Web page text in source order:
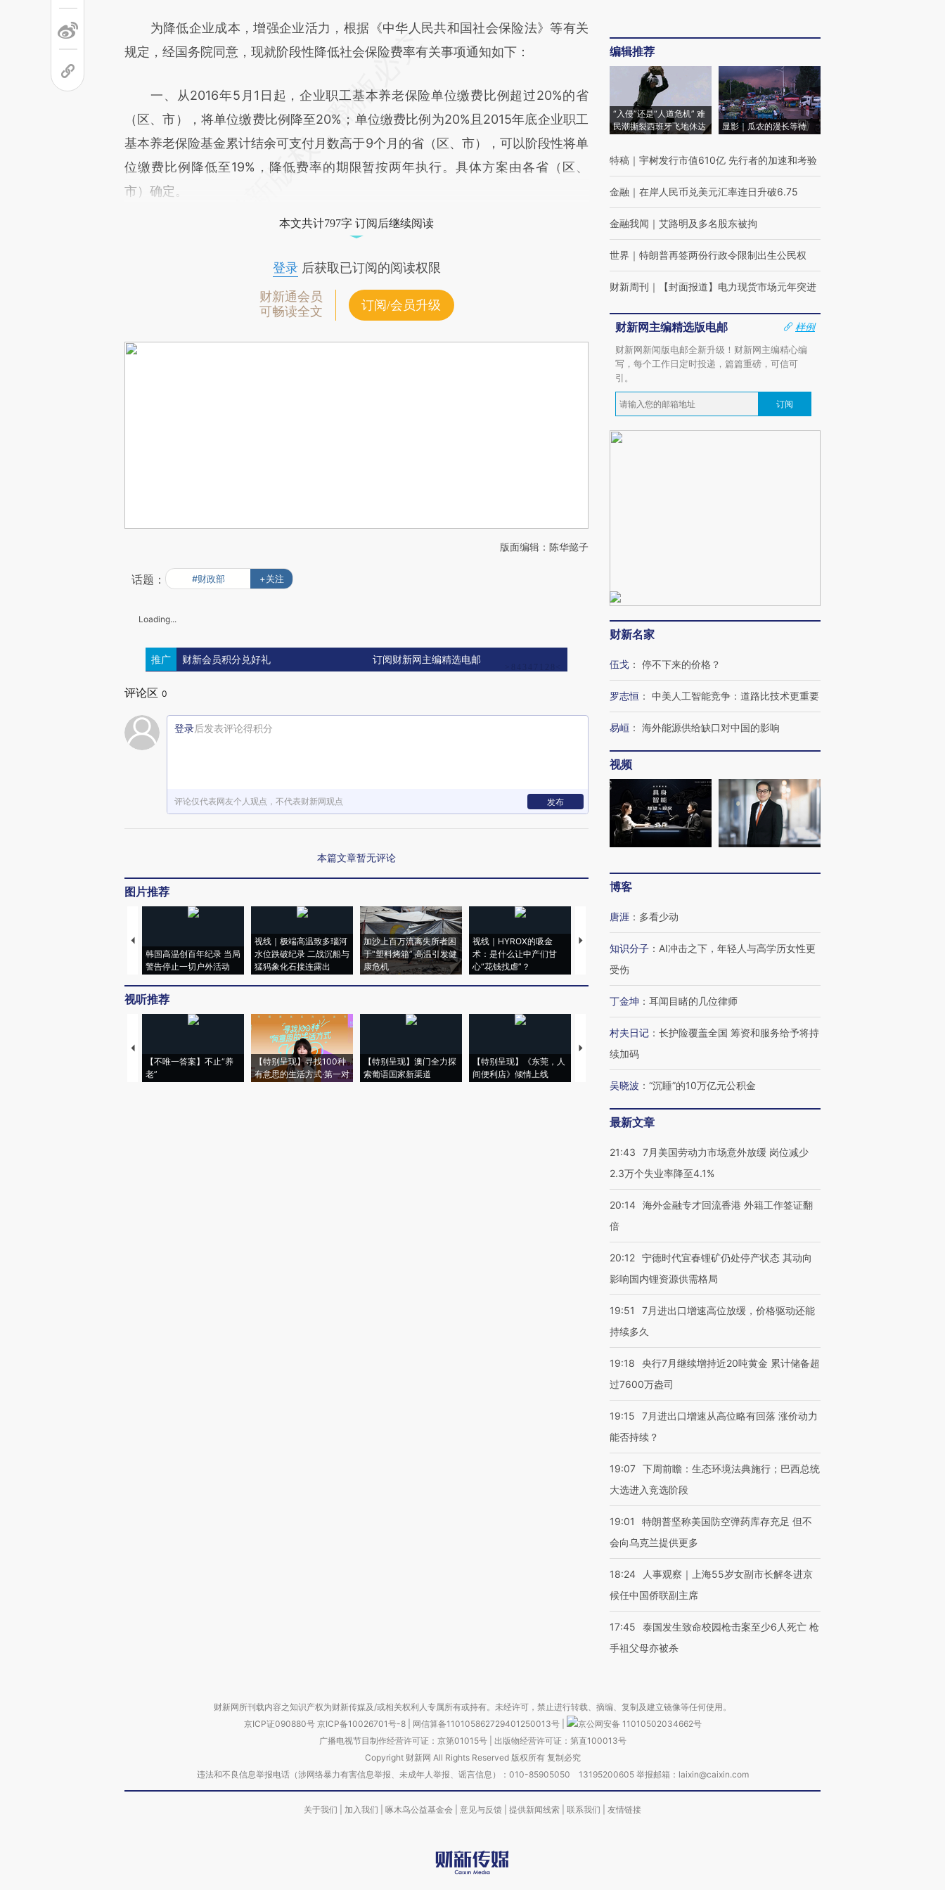
为降低企业成本，增强企业活力，根据《中华人民共和国社会保险法》等有关
规定，经国务院同意，现就阶段性降低社会保险费率有关事项通知如下：
一、从2016年5月1日起，企业职工基本养老保险单位缴费比例超过20%的省
（区、市），将单位缴费比例降至20%；单位缴费比例为20%且2015年底企业职工
基本养老保险基金累计结余可支付月数高于9个月的省（区、市），可以阶段性将单
位缴费比例降低至19%，降低费率的期限暂按两年执行。具体方案由各省（区、
市）确定。
本文共计797字 订阅后继续阅读
登录后获取已订阅的阅读权限
财新通会员
可畅读全文
订阅/会员升级
版面编辑：陈华懿子
话题： #财政部 +关注
Loading...
推广 财新会员积分兑好礼 订阅财新网主编精选电邮
评论区 0
登录后发表评论得积分
评论仅代表网友个人观点，不代表财新网观点 发布
本篇文章暂无评论
图片推荐
韩国高温创百年纪录 当局
警告停止一切户外活动
视线｜极端高温致多瑙河
水位跌破纪录 二战沉船与
猛犸象化石接连露出
加沙上百万流离失所者困
于“塑料烤箱” 高温引发健
康危机
视线｜HYROX的吸金
术：是什么让中产们甘
心“花钱找虐”？
马航飞行员跨国走私7万
粒摇头丸 尿检体内含3种
视线｜被称为“蟑螂”的印
度Z世代 用街头抗争将教
视线｜“入侵”还是“人道危
机”？难民潮撕裂西班牙
视听推荐
【不唯一答案】不止“养
老”
【特别呈现】寻找100种
有意思的生活方式·第一对
【特别呈现】澳门全力探
索葡语国家新渠道
【特别呈现】《东莞，人
间便利店》倾情上线
【推广】走进第四届链博
会，让数智科技“链”接产
编辑推荐
“入侵”还是“人道危机” 难
民潮撕裂西班牙飞地休达
显影｜瓜农的漫长等待
特稿 ｜ 宇树发行市值610亿 先行者的加速和考验
金融 ｜ 在岸人民币兑美元汇率连日升破6.75
金融我闻 ｜ 艾路明及多名股东被拘
世界 ｜ 特朗普再签两份行政令限制出生公民权
财新周刊 ｜ 【封面报道】电力现货市场元年突进
财新网主编精选版电邮
样例
财新网新闻版电邮全新升级！财新网主编精心编
写，每个工作日定时投递，篇篇重磅，可信可
引。
订阅
财新名家
伍戈 ： 停不下来的价格？
罗志恒 ： 中美人工智能竞争：道路比技术更重要
易峘 ： 海外能源供给缺口对中国的影响
视频
博客
唐涯 ： 多看少动
知识分子 ： AI冲击之下，年轻人与高学历女性更
受伤
丁金坤 ： 耳闻目睹的几位律师
村夫日记 ： 长护险覆盖全国 筹资和服务给予将持
续加码
吴晓波 ： “沉睡”的10万亿元公积金
最新文章
21:43
7月美国劳动力市场意外放缓 岗位减少
2.3万个失业率降至4.1%
20:14 海外金融专才回流香港 外籍工作签证翻
倍
20:12 宁德时代宜春锂矿仍处停产状态 其动向
影响国内锂资源供需格局
19:51
7月进出口增速高位放缓，价格驱动还能
持续多久
19:18
央行7月继续增持近20吨黄金 累计储备超
过7600万盎司
19:15
7月进出口增速从高位略有回落 涨价动力
能否持续？
19:07 下周前瞻：生态环境法典施行；巴西总统
大选进入竞选阶段
19:01
特朗普坚称美国防空弹药库存充足 但不
会向乌克兰提供更多
18:24
人事观察｜上海55岁女副市长解冬进京
候任中国侨联副主席
17:45
泰国发生致命校园枪击案至少6人死亡 枪
手祖父母亦被杀
财新网所刊载内容之知识产权为财新传媒及/或相关权利人专属所有或持有。未经许可，禁止进行转载、摘编、复制及建立镜像等任何使用。
京ICP证090880号 京ICP备10026701号-8 网信算备110105862729401250013号
京公网安备 11010502034662号
广播电视节目制作经营许可证：京第01015号| 出版物经营许可证：第直100013号
Copyright 财新网 All Rights Reserved 版权所有 复制必究
违法和不良信息举报电话（涉网络暴力有害信息举报、未成年人举报、谣言信息）：010-85905050 13195200605 举报邮箱：laixin@caixin.com
关于我们 加入我们 啄木鸟公益基金会 意见与反馈 提供新闻线索 联系我们 友情链接